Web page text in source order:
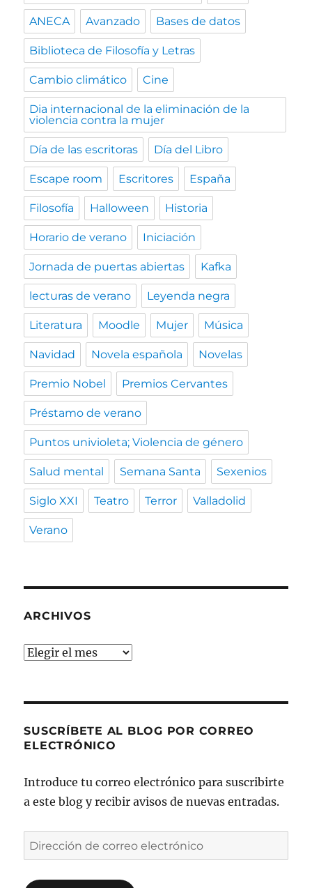
ANECA Avanzado Bases de datos
Biblioteca de Filosofía y Letras
Cambio climático Cine
Dia internacional de la eliminación de la
violencia contra la mujer
Día de las escritoras Día del Libro
Escape room Escritores España
Filosofía Halloween Historia
Horario de verano Iniciación
Jornada de puertas abiertas Kafka
lecturas de verano Leyenda negra
Literatura Moodle Mujer Música
Navidad Novela española Novelas
Premio Nobel Premios Cervantes
Préstamo de verano
Puntos univioleta; Violencia de género
Salud mental Semana Santa Sexenios
Siglo XXI Teatro Terror Valladolid
Verano
ARCHIVOS
Archivos
SUSCRÍBETE AL BLOG POR CORREO
ELECTRÓNICO
Introduce tu correo electrónico para suscribirte
a este blog y recibir avisos de nuevas entradas.
Dirección
de
correo